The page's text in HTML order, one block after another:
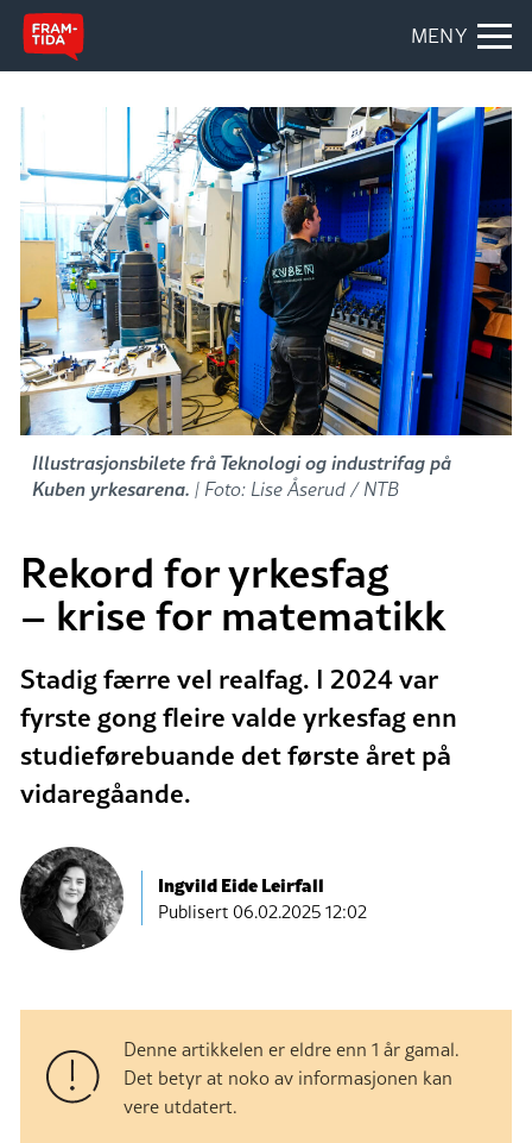
MENY
Illustrasjonsbilete frå Teknologi og industrifag på
Kuben yrkesarena. | Foto: Lise Åserud / NTB
Rekord for yrkesfag
– krise for matematikk
Stadig færre vel realfag. I 2024 var
fyrste gong fleire valde yrkesfag enn
studieførebuande det første året på
vidaregåande.
Ingvild Eide Leirfall
Publisert06.02.2025 12:02
Denne artikkelen er eldre enn 1 år gamal.
Det betyr at noko av informasjonen kan
vere utdatert.